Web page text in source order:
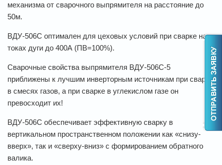
механизма от сварочного выпрямителя на расстояние до
50м.
ВДУ-506С оптимален для цеховых условий при сварке на
токах дуги до 400А (ПВ=100%).
Сварочные свойства выпрямителя ВДУ-506С-5
приближены к лучшим инверторным источникам при сварке
в смесях газов, а при сварке в углекислом газе он
превосходит их!
ВДУ-506С обеспечивает эффективную сварку в
вертикальном пространственном положении как «снизу-
вверх», так и «сверху-вниз» с формированием обратного
валика.